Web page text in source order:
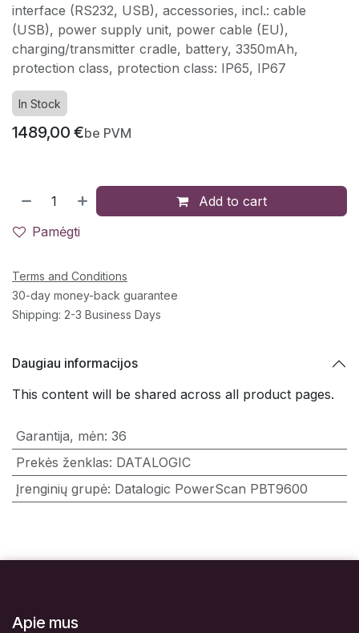
interface (RS232, USB), accessories, incl.: cable
(USB), power supply unit, power cable (EU),
charging/transmitter cradle, battery, 3350mAh,
protection class, protection class: IP65, IP67
In Stock
1489,00 €be PVM
Add to cart
Pamėgti
Terms and Conditions
30-day money-back guarantee
Shipping: 2-3 Business Days
Daugiau informacijos
This content will be shared across all product pages.
Garantija, mėn: 36
Prekės ženklas: DATALOGIC
Įrenginių grupė: Datalogic PowerScan PBT9600
Apie mus